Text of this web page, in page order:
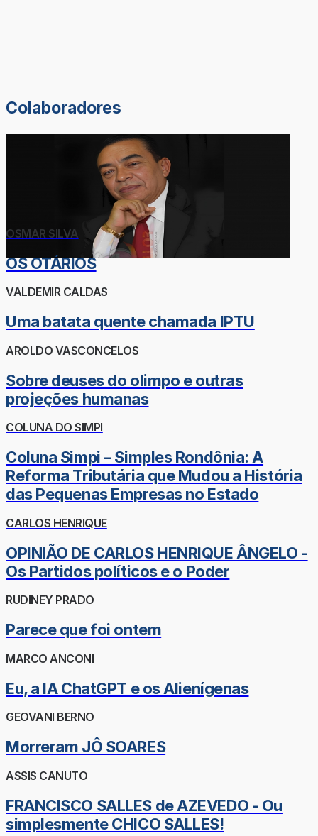
Colaboradores
OSMAR SILVA
OS OTÁRIOS
VALDEMIR CALDAS
Uma batata quente chamada IPTU
AROLDO VASCONCELOS
Sobre deuses do olimpo e outras
projeções humanas
COLUNA DO SIMPI
Coluna Simpi – Simples Rondônia: A
Reforma Tributária que Mudou a História
das Pequenas Empresas no Estado
CARLOS HENRIQUE
OPINIÃO DE CARLOS HENRIQUE ÂNGELO -
Os Partidos políticos e o Poder
RUDINEY PRADO
Parece que foi ontem
MARCO ANCONI
Eu, a IA ChatGPT e os Alienígenas
GEOVANI BERNO
Morreram JÔ SOARES
ASSIS CANUTO
FRANCISCO SALLES de AZEVEDO - Ou
simplesmente CHICO SALLES!